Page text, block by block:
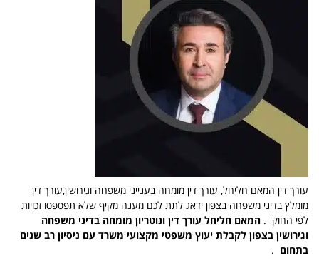
עורך דין המאם חליחל, עורך דין מומחה בענייני משפחה וגירושין,עורך דין
מומלץ בדיני משפחה בצפון ידאג לתת לכם מענה מקיף שלא תפספסו זכויות
לפי החוק . המאם חליחל עורך דין ונוטריון מומחה בדיני משפחה
וגירושין בצפון לקבלת יעוץ משפטי מקצועי משרד עם ניסיון רב שנים
בתחום .